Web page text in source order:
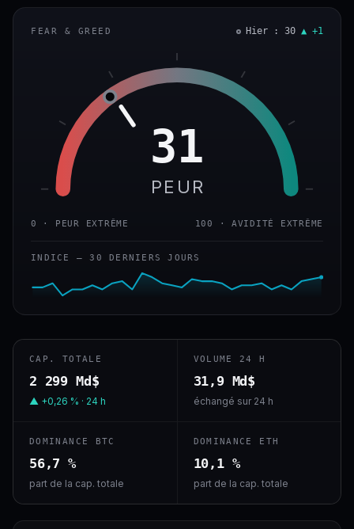
FEAR & GREED Hier : 30 ▲ +1
31
PEUR
0 · PEUR EXTRÊME 100 · AVIDITÉ EXTRÊME
INDICE — 30 DERNIERS JOURS
CAP. TOTALE
2 299 Md$
▲ +0,26 % · 24 h
VOLUME 24 H
31,9 Md$
échangé sur 24 h
DOMINANCE BTC
56,7 %
part de la cap. totale
DOMINANCE ETH
10,1 %
part de la cap. totale